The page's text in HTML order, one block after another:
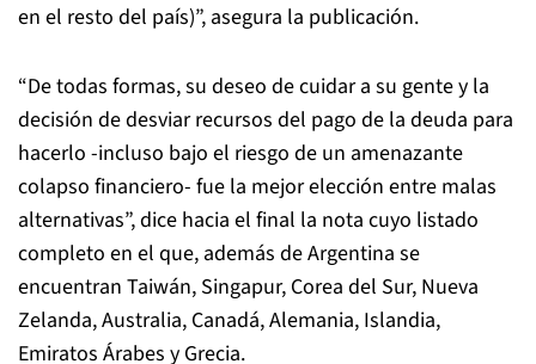
en el resto del país)”, asegura la publicación.
“De todas formas, su deseo de cuidar a su gente y la
decisión de desviar recursos del pago de la deuda para
hacerlo -incluso bajo el riesgo de un amenazante
colapso financiero- fue la mejor elección entre malas
alternativas”, dice hacia el final la nota cuyo listado
completo en el que, además de Argentina se
encuentran Taiwán, Singapur, Corea del Sur, Nueva
Zelanda, Australia, Canadá, Alemania, Islandia,
Emiratos Árabes y Grecia.